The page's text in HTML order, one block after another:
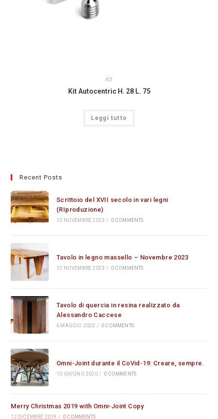
Kit
Kit Autocentric H. 28 L. 75
Leggi tutto
Recent Posts
Scrittoio del XVII secolo in vari legni
(RIproduzione)
12 NOVEMBRE 2023 / 0 COMMENTS
Tavolo in legno massello – Novembre 2023
12 NOVEMBRE 2023 / 0 COMMENTS
Tavolo di quercia in resina realizzato da
Alessandro Caccese
6 MAGGIO 2023 / 0 COMMENTS
Omni-Joint durante il CoVid-19: Creare, sempre.
10 GIUGNO 2020 / 0 COMMENTS
Merry Christmas 2019 with Omni-Joint Copy
12 DICEMBRE 2019 / 0 COMMENTS